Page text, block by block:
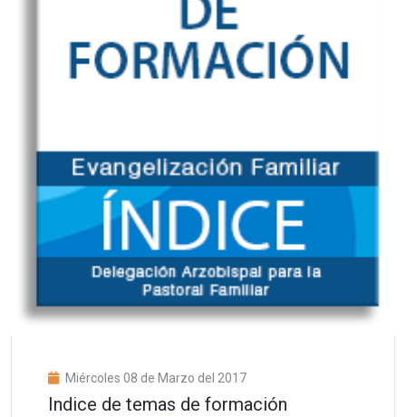
Miércoles 08 de Marzo del 2017
Indice de temas de formación